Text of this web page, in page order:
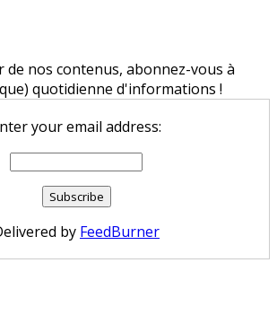
nos contenus, abonnez-vous à
quotidienne d'informations !
your email address:
by FeedBurner